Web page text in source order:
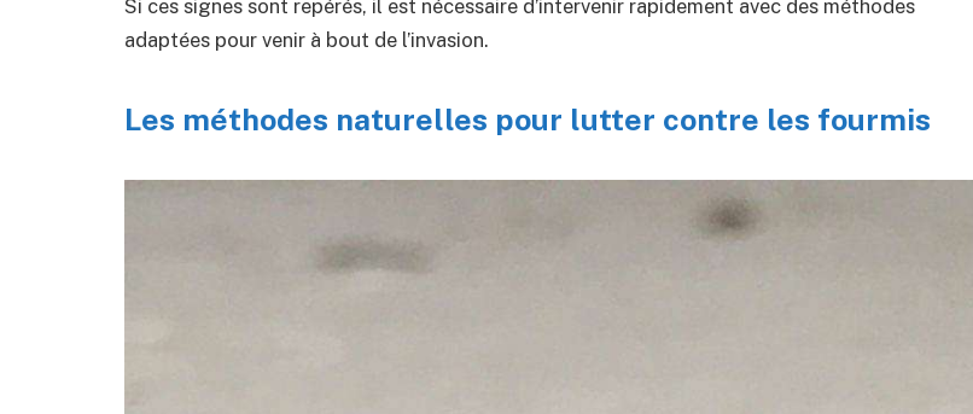
Si ces signes sont repérés, il est nécessaire d’intervenir rapidement avec des méthodes
adaptées pour venir à bout de l’invasion.
Les méthodes naturelles pour lutter contre les fourmis